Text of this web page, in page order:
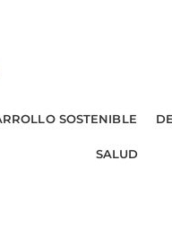
SOSTENIBLE
SALUD